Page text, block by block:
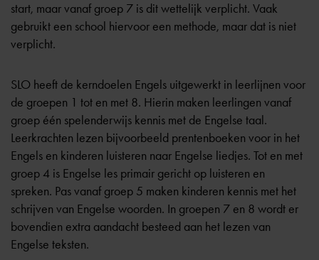
start, maar vanaf groep 7 is dit wettelijk verplicht. Vaak
gebruikt een school hiervoor een methode, maar dat is niet
verplicht.
SLO heeft de kerndoelen Engels uitgewerkt in leerlijnen voor
de groepen 1 tot en met 8. Hierin maken leerlingen vanaf
groep één spelenderwijs kennis met de Engelse taal.
Leerkrachten lezen bijvoorbeeld prentenboeken voor in het
Engels en kinderen luisteren naar Engelse liedjes. Tot en met
groep 4 is Engelse les primair gericht op luisteren en
spreken. Pas vanaf groep 5 maken kinderen kennis met het
schrijven van Engelse woorden. In groepen 7 en 8 wordt er
bovendien extra aandacht besteed aan het lezen van
Engelse teksten.